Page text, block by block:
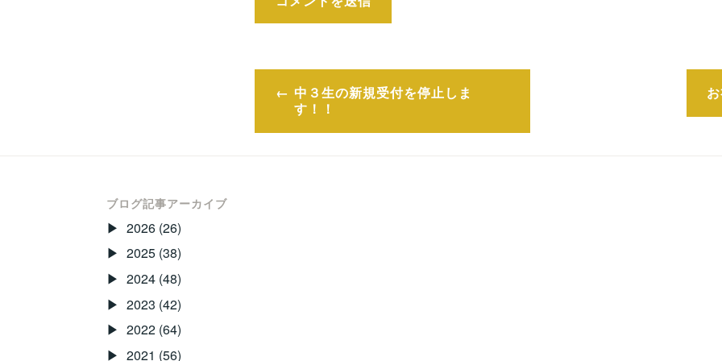
投
ナ
中３生の新規受付を停止しま
す！！
ブログ記事アーカイブ
2026 (26)
2025 (38)
2024 (48)
2023 (42)
2022 (64)
2021 (56)